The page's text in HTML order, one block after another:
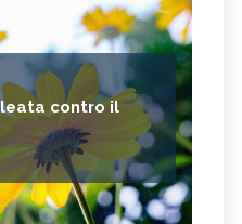
contro il